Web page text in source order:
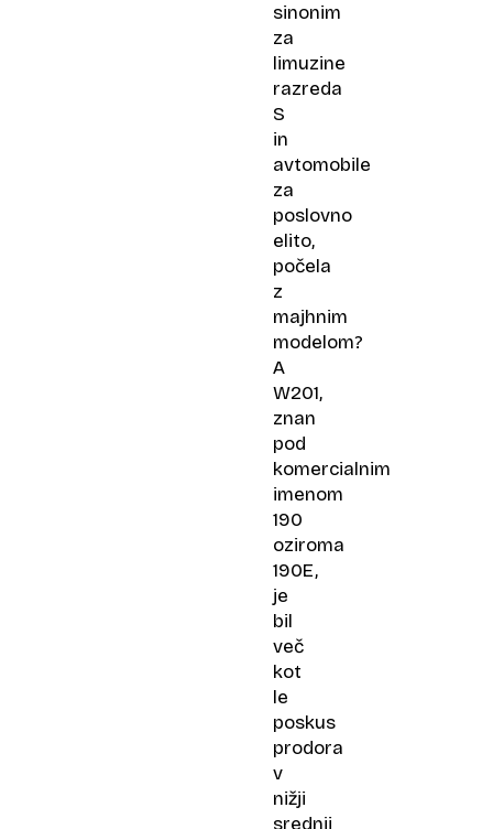
sinonim
za
limuzine
razreda
S
in
avtomobile
za
poslovno
elito,
počela
z
majhnim
modelom?
A
W201,
znan
pod
komercialnim
imenom
190
oziroma
190E,
je
bil
več
kot
le
poskus
prodora
v
nižji
srednji